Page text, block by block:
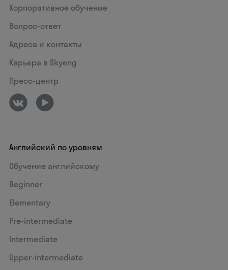
Корпоративное обучение
Вопрос-ответ
Адреса и контакты
Карьера в Skyeng
Пресс-центр
Английский по уровням
Обучение английскому
Beginner
Elementary
Pre-intermediate
Intermediate
Upper-intermediate